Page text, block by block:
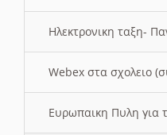
Ηλεκτρονικη ταξη-
Webex στα σχολειο
Ευρωπαικη Πυλη για